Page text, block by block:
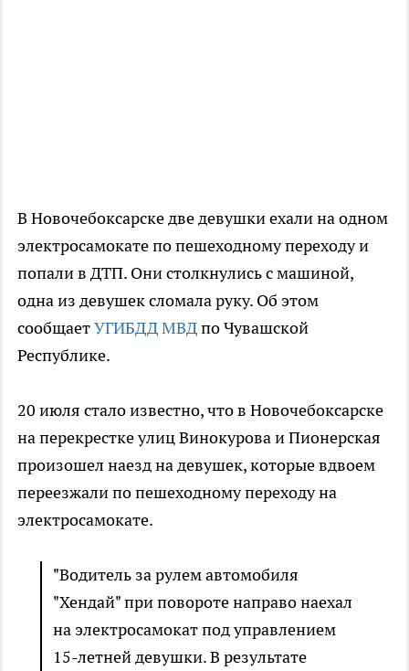
В Новочебоксарске две девушки ехали на одном
электросамокате по пешеходному переходу и
попали в ДТП. Они столкнулись с машиной,
одна из девушек сломала руку. Об этом
сообщаетУГИБДД МВДпо Чувашской
Республике.
20 июля стало известно, что в Новочебоксарске
на перекрестке улиц Винокурова и Пионерская
произошел наезд на девушек, которые вдвоем
переезжали по пешеходному переходу на
электросамокате.
"Водитель за рулем автомобиля
"Хендай" при повороте направо наехал
на электросамокат под управлением
15-летней девушки. В результате